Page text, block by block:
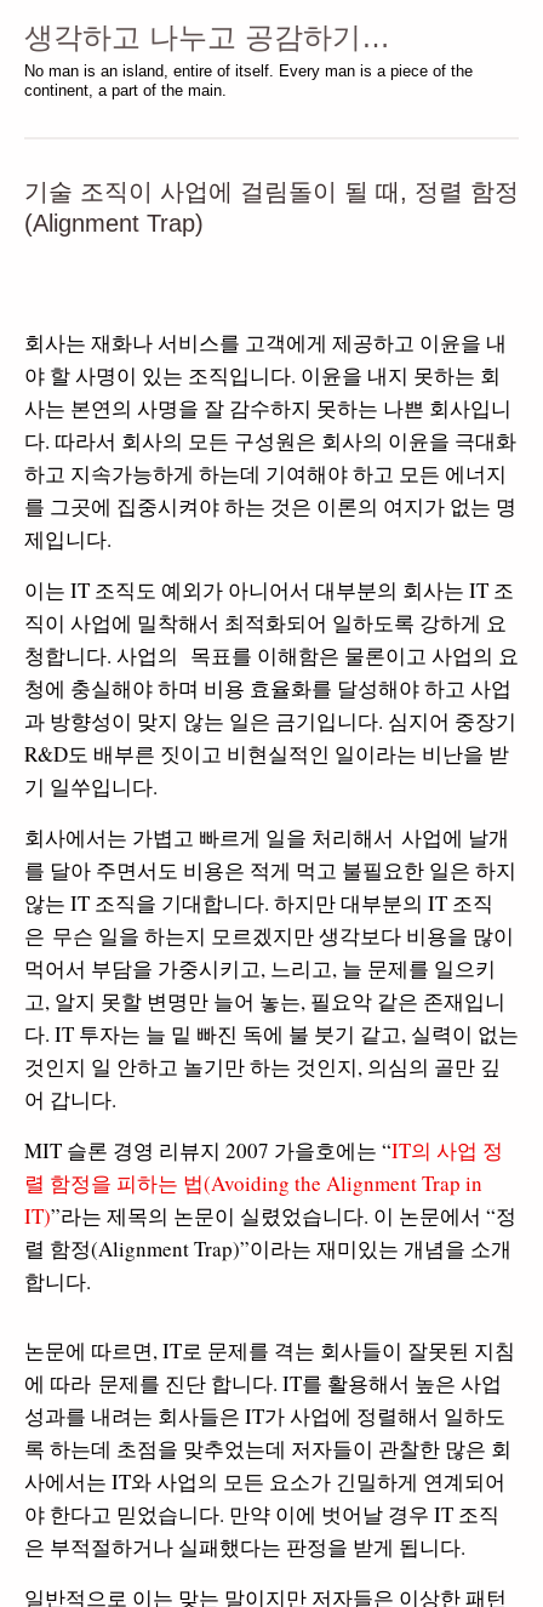
생각하고 나누고 공감하기…
No man is an island, entire of itself. Every man is a piece of the
continent, a part of the main.
기술 조직이 사업에 걸림돌이 될 때, 정렬 함정
(Alignment Trap)
회사는 재화나 서비스를 고객에게 제공하고 이윤을 내
야 할 사명이 있는 조직입니다. 이윤을 내지 못하는 회
사는 본연의 사명을 잘 감수하지 못하는 나쁜 회사입니
다. 따라서 회사의 모든 구성원은 회사의 이윤을 극대화
하고 지속가능하게 하는데 기여해야 하고 모든 에너지
를 그곳에 집중시켜야 하는 것은 이론의 여지가 없는 명
제입니다.
이는 IT​ 조직도 예외가 아니어서 대부분의 회사는 IT 조
직이 사업에 밀착해서 최적화되어 일하도록 강하게 요
청합니다. 사업의 목표를 이해함은 물론이고 사업의 요
청에 충실해야 하며 비용 효율화를 달성해야 하고 사업
과 방향성이 맞지 않는 일은 금기입니다. 심지어 중장기
R&D도 배부른 짓이고 비현실적인 일이라는 비난을 받
기 일쑤입니다.
회사에서는 가볍고 빠르게 일을 처리해서 사업에 날개
를 달아 주면서도 비용은 적게 먹고 불필요한 일은 하지
않는 IT 조직을 기대합니다. 하지만 대부분의 IT 조직
은 무슨 일을 하는지 모르겠지만 생각보다 비용을 많이
먹어서 부담을 가중시키고, 느리고, 늘 문제를 일으키
고, 알지 못할 변명만 늘어 놓는, 필요악 같은 존재입니
다. IT 투자는 늘 밑 빠진 독에 불 붓기 같고, 실력이 없는
것인지 일 안하고 놀기만 하는 것인지, 의심의 골만 깊
어 갑니다.
MIT 슬론 경영 리뷰지 2007 가을호에는 “IT의 사업 정
렬 함정을 피하는 법(Avoiding the Alignment Trap in
IT)”라는 제목의 논문이 실렸었습니다. 이 논문에서 “정
렬 함정(Alignment Trap)”이라는 재미있는 개념을 소개
합니다.
논문에 따르면, IT로 문제를 격는 회사들이 잘못된 지침
에 따라 문제를 진단 합니다. IT를 활용해서 높은 사업
성과를 내려는 회사들은 IT가 사업에 정렬해서 일하도
록 하는데 초점을 맞추었는데 저자들이 관찰한 많은 회
사에서는 IT와 사업의 모든 요소가 긴밀하게 연계되어
야 한다고 믿었습니다. 만약 이에 벗어날 경우 IT 조직
은 부적절하거나 실패했다는 판정을 받게 됩니다.
일반적으로 이는 맞는 말이지만 저자들은 이상한 패턴